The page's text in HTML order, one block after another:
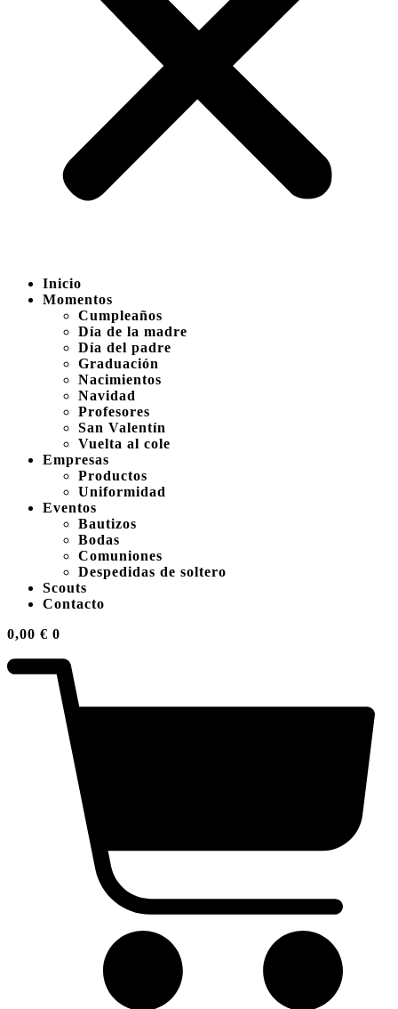
Inicio
Momentos
Cumpleaños
Día de la madre
Día del padre
Graduación
Nacimientos
Navidad
Profesores
San Valentín
Vuelta al cole
Empresas
Productos
Uniformidad
Eventos
Bautizos
Bodas
Comuniones
Despedidas de soltero
Scouts
Contacto
0,00 € 0